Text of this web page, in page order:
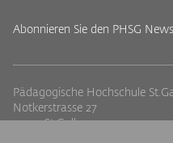
Abonnieren Sie den PHSG
Pädagogische Hochschule
Notkerstrasse 27
9000 St.Gallen